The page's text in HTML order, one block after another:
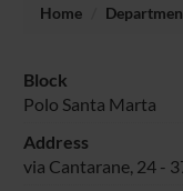
Home
Block
Polo Santa Marta
Address
via Cantarane, 24 -